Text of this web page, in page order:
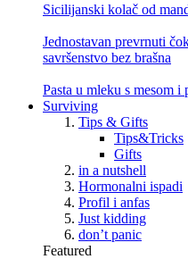
Sicilijanski kolač od
Jednostavan prevrnuti
savršenstvo bez brašna
Pasta u mleku s mesom i
Surviving
Tips & Gifts
Tips&Tricks
Gifts
in a nutshell
Hormonalni ispadi
Profil i anfas
Just kidding
don’t panic
Featured